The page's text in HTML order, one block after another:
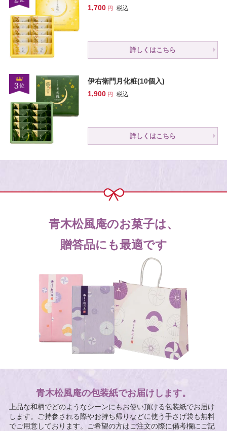
1,700
税込
詳しくはこちら
伊右衛門月化粧(10個入)
1,900
税込
詳しくはこちら
青木松風庵のお菓子は、
贈答品にも最適です
青木松風庵の包装紙でお届けします。
上品な和柄でどのようなシーンにもお使い頂ける包装紙でお届け
します。ご持参される際やお持ち帰りなどに使う手さげ袋も無料
でご用意しております。ご希望の方はご注文の際に備考欄にご記